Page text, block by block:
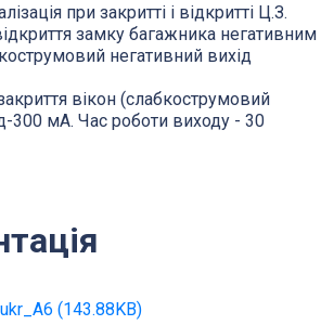
при закритті і відкритті Ц.З.
замку багажника негативним
негативний вихід
вікон (слабкострумовий
300 мА. Час роботи виходу - 30
(143.88KB)